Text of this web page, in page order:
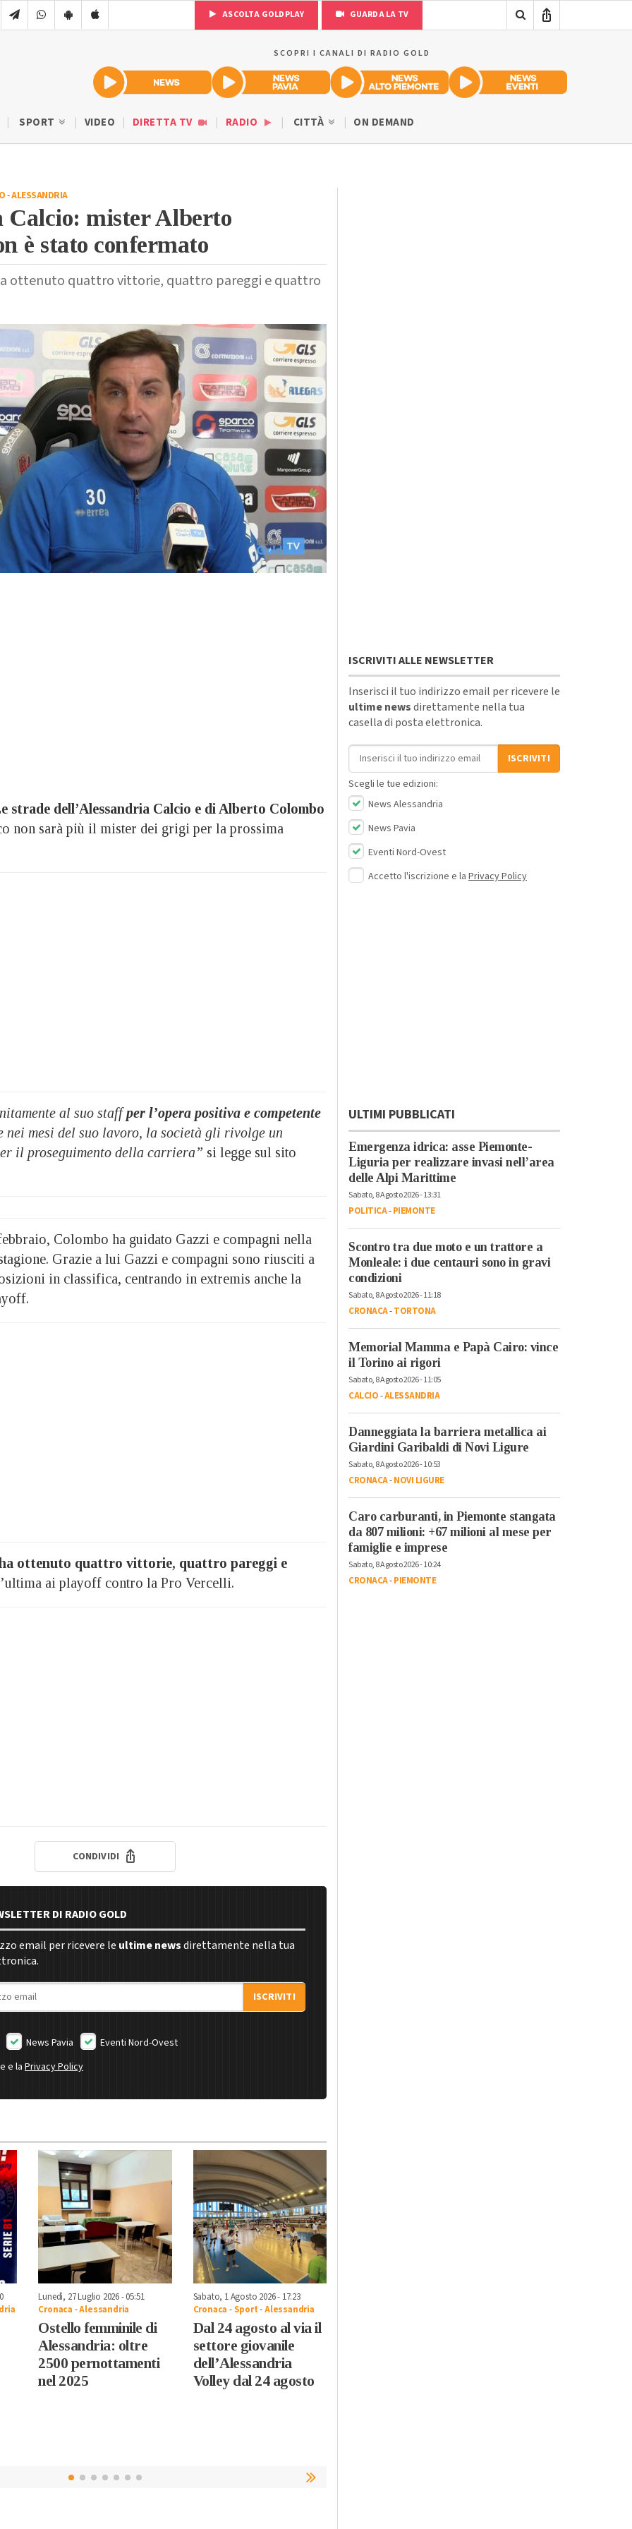
ASCOLTA GOLDPLAY GUARDA LA TV
SCOPRI I CANALI DI RADIO GOLD
SPORT VIDEO DIRETTA TV RADIO CITTÀ ON DEMAND
-ALESSANDRIA
Calcio: mister Alberto
è stato confermato
ottenuto quattro vittorie, quattro pareggi e quattro
strade dell’Alessandria Calcio e di Alberto Colombo
non sarà più il mister dei grigi per la prossima
al suo staffper l’opera positiva e competente
nei mesi del suo lavoro, la società gli rivolge un
il proseguimento della carriera” si legge sul sito
Colombo ha guidato Gazzi e compagni nella
Grazie a lui Gazzi e compagni sono riusciti a
in classifica, centrando in extremis anche la
ottenuto quattro vittorie, quattro pareggi e
ai playoff contro la Pro Vercelli.
CONDIVIDI
DI RADIO GOLD
email per ricevere le ultime newsdirettamente nella tua
ISCRIVITI
News Pavia
Eventi Nord-Ovest
e la Privacy Policy
Lunedì, 27 Luglio 2026 - 05:51
Cronaca -Alessandria
Ostello femminile di
Alessandria: oltre
2500 pernottamenti
nel 2025
Sabato, 1 Agosto 2026 - 17:23
Cronaca -Sport-Alessandria
Dal 24 agosto al via il
settore giovanile
dell’Alessandria
Volley dal 24 agosto
ISCRIVITI ALLE NEWSLETTER
Inserisci il tuo indirizzo email per ricevere le
ultime newsdirettamente nella tua
casella di posta elettronica.
Indirizzo email
ISCRIVITI
Scegli le tue edizioni:
News Alessandria
News Pavia
Eventi Nord-Ovest
Accetto l'iscrizione e la Privacy Policy
ULTIMI PUBBLICATI
Emergenza idrica: asse Piemonte-
Liguria per realizzare invasi nell’area
delle Alpi Marittime
Sabato, 8 Agosto 2026 - 13:31
POLITICA-PIEMONTE
Scontro tra due moto e un trattore a
Monleale: i due centauri sono in gravi
condizioni
Sabato, 8 Agosto 2026 - 11:18
CRONACA-TORTONA
Memorial Mamma e Papà Cairo: vince
il Torino ai rigori
Sabato, 8 Agosto 2026 - 11:05
CALCIO-ALESSANDRIA
Danneggiata la barriera metallica ai
Giardini Garibaldi di Novi Ligure
Sabato, 8 Agosto 2026 - 10:53
CRONACA-NOVI LIGURE
Caro carburanti, in Piemonte stangata
da 807 milioni: +67 milioni al mese per
famiglie e imprese
Sabato, 8 Agosto 2026 - 10:24
CRONACA-PIEMONTE